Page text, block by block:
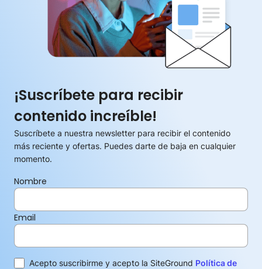
¡Suscríbete para recibir
contenido increíble!
Suscríbete a nuestra newsletter para recibir el contenido
más reciente y ofertas. Puedes darte de baja en cualquier
momento.
Nombre
Email
Acepto suscribirme y acepto la SiteGround Política de